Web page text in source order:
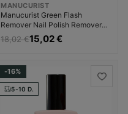
MANUCURIST
Manucurist Green Flash
Remover Nail Polish Remover
Nagų priežiūros priemonė
Moterims
18,02 €15,02 €
-16%
5-10 D.